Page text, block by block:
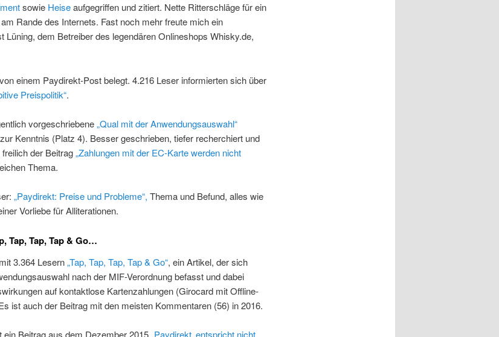
sowie Heiseaufgegriffen und zitiert. Nette Ritterschläge für ein
Rande des Internets. Fast noch mehr freute mich ein
Lüning, dem Betreiber des legendären Onlineshops Whisky.de,
einem Paydirekt-Post belegt. 4.216 Leser informierten sich über
Preispolitik“.
vorgeschriebene„Qual mit der Anwendungsauswahl“
Kenntnis (Platz 4). Besser geschrieben, tiefer recherchiert und
der Beitrag„Zahlungen mit der EC-Karte werden nicht
Thema.
„Paydirekt: Preise und Probleme“, Thema und Befund, alles wie
Vorliebe für Alliterationen.
Tap, Tap, Tap & Go…
3.364 Lesern„Tap, Tap, Tap, Tap & Go“, ein Artikel, der sich
nach der MIF-Verordnung befasst und dabei
auf kontaktlose Kartenzahlungen (Girocard mit Offline-
ist auch der Beitrag mit den meisten Kommentaren (56) in 2016.
ein Beitrag aus dem Dezember 2015„Paydirekt ‚entspricht nicht